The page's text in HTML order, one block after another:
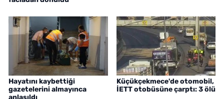
Hayatını kaybettiği
gazetelerini almayınca
Küçükçekmece'de otomobil,
İETT otobüsüne çarptı: 3 ölü